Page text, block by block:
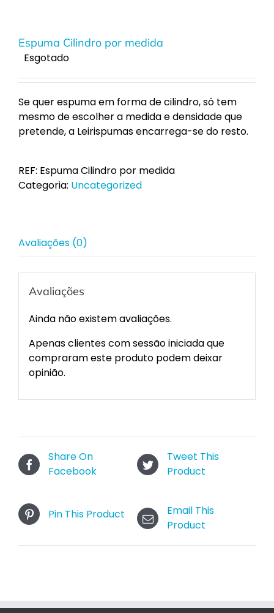
Espuma Cilindro por medida
Esgotado
Se quer espuma em forma de cilindro, só tem
mesmo de escolher a medida e densidade que
pretende, a Leirispumas encarrega-se do resto.
REF: Espuma Cilindro por medida
Categoria: Uncategorized
Avaliações (0)
Avaliações
Ainda não existem avaliações.
Apenas clientes com sessão iniciada que
compraram este produto podem deixar
opinião.
Share On
Facebook
Tweet This
Product
Pin This Product
Email This
Product